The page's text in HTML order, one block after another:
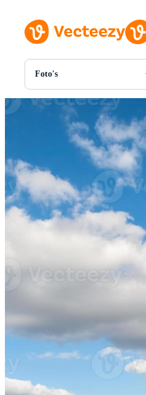
Foto's
Alle Afbeeldingen
Foto's
PNGs
SVGs
Sjablonen
Videos
Motion graphics
Redactionele Afbeeldingen
Redactionele Evenementen